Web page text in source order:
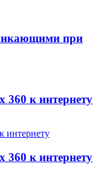
при
360 к интернету
360 к интернету